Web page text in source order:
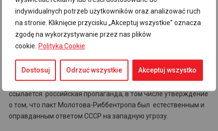
indywidualnych potrzeb użytkowników oraz analizować ruch
na stronie. Kliknięcie przycisku „Akceptuj wszystkie” oznacza
zgodę na wykorzystywanie przez nas plików
cookie. Polityka Cookie
Dostosuj Odrzuć wszystkie Akceptuj wszystko
Утверждение о якобы существующем секретном протоколе,
приложенном к германо-польской декларации о
ненападении 1934 года, уже много лет циркулирует в
российских СМИ. Это стало особенно заметно в российском
фильме «Тайны секретных протоколов», премьера которого
состоялась в 2009 году, накануне 70-летия подписания пакта
Молотова-Риббентропа. В фильме также звучали другие
ложные утверждения, на которые в настоящее время
ссылается российская пропаганда, в том числе утверждение
о том, что пакт Молотова-Риббентропа был естественным и
оправданным ответом СССР на западную угрозу.